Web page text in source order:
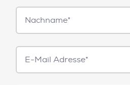
Nachname*
E-
Mail*